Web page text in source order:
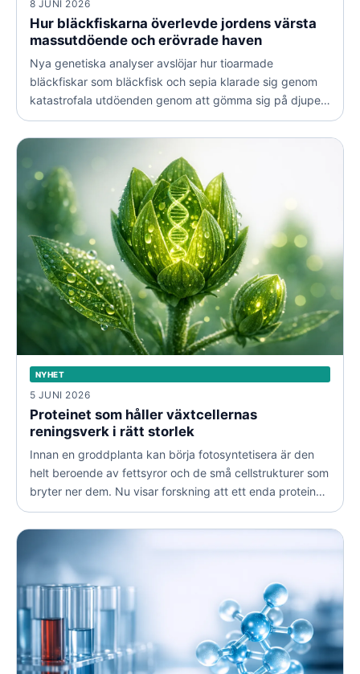
8 JUNI 2026
Hur bläckfiskarna överlevde jordens värsta
massutdöende och erövrade haven
Nya genetiska analyser avslöjar hur tioarmade
bläckfiskar som bläckfisk och sepia klarade sig genom
katastrofala utdöenden genom att gömma sig på djupet.
Först långt efteråt exploderade deras mångfald när de
erövrade nya livsmiljöer.
NYHET
5 JUNI 2026
Proteinet som håller växtcellernas
reningsverk i rätt storlek
Innan en groddplanta kan börja fotosyntetisera är den
helt beroende av fettsyror och de små cellstrukturer som
bryter ner dem. Nu visar forskning att ett enda protein
styr både delning och storlek på dessa strukturer.